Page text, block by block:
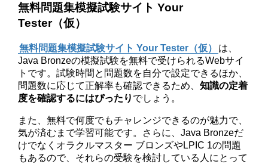
無料問題集模擬試験サイト Your
Tester（仮）
無料問題集模擬試験サイト Your Tester（仮）
は、
Java Bronzeの模擬試験を無料で受けられるWebサイ
トです。試験時間と問題数を自分で設定できるほか、
問題数に応じて正解率も確認できるため、知識の定着
度を確認するにはぴったり でしょう。
また、無料で何度でもチャレンジできるのが魅力で、
気が済むまで学習可能です。さらに、Java Bronzeだ
けでなくオラクルマスター ブロンズやLPIC 1の問題
もあるので、それらの受験を検討している人にとって